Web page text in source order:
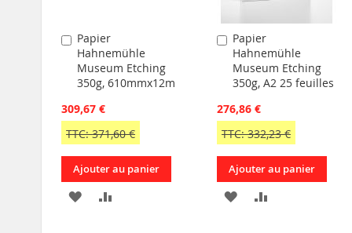
Papier
Hahnemühle
Museum Etching
350g, 610mmx12m
309,67 €
TTC: 371,60 €
Ajouter
au
panier
Ajouter au panier
AJOUTER
Papier
Hahnemühle
Museum Etching
350g, A2 25 feuilles
276,86 €
TTC: 332,23 €
Ajouter
au
panier
Ajouter au panier
AJOUTER